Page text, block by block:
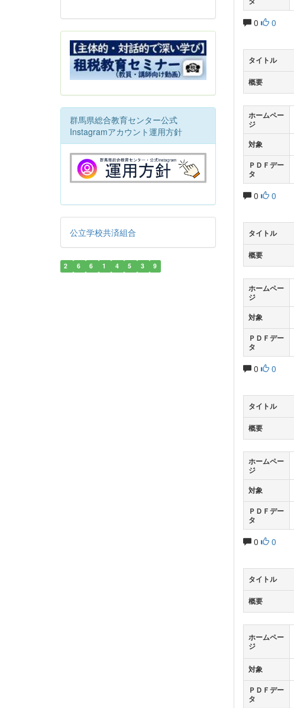
0 0
タイトル
概要
ホームペー
ジ
対象
ＰＤＦデー
タ
0 0
タイトル
概要
ホームペー
ジ
対象
ＰＤＦデー
タ
0 0
タイトル
概要
ホームペー
ジ
対象
ＰＤＦデー
タ
0 0
タイトル
概要
ホームペー
ジ
対象
ＰＤＦデー
タ
群馬県総合教育センター公式
Instagramアカウント運用方針
公立学校共済組合
2 6 6 1 4 5 3 9